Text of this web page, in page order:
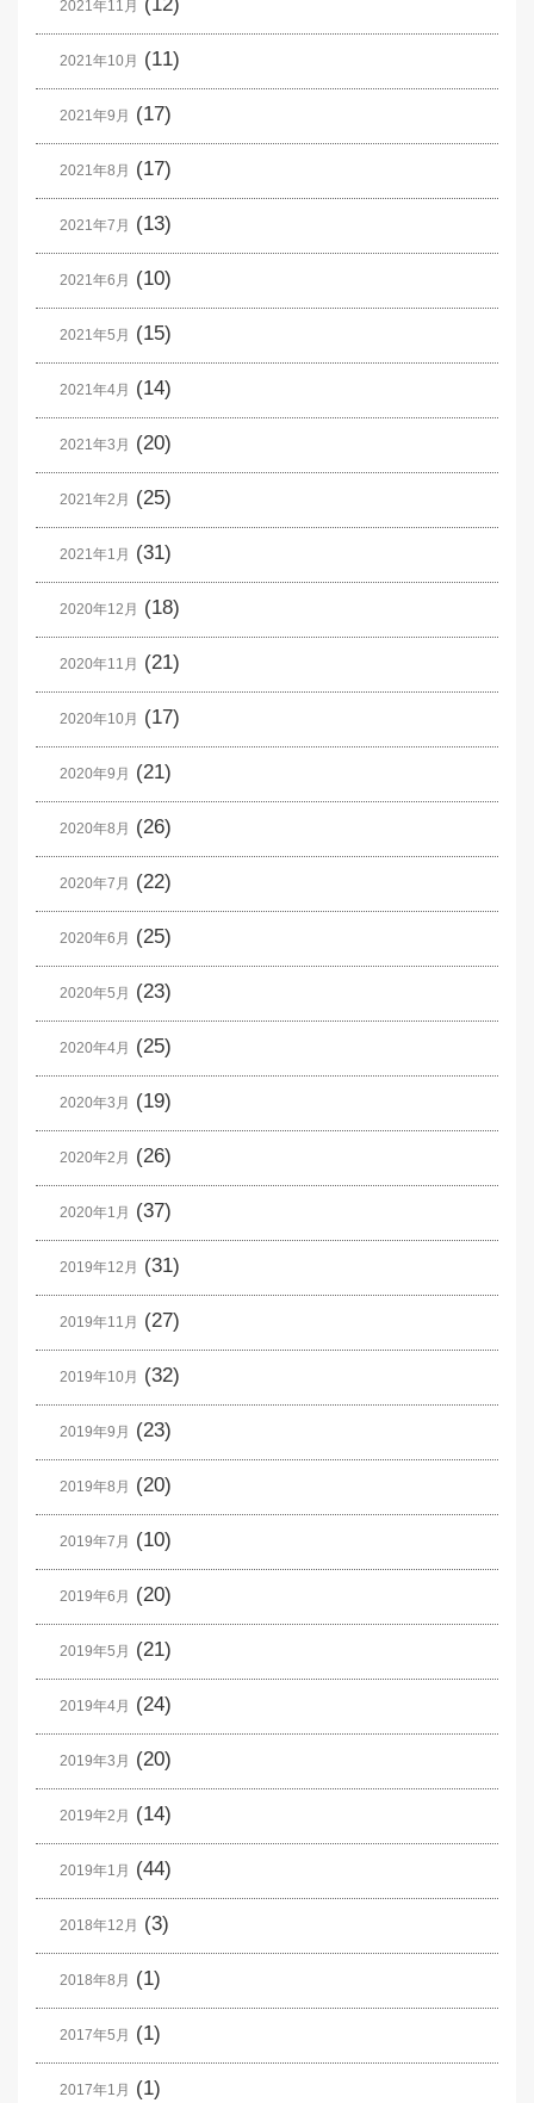
2021年11月
2021年10月 (11)
2021年9月 (17)
2021年8月 (17)
2021年7月 (13)
2021年6月 (10)
2021年5月 (15)
2021年4月 (14)
2021年3月 (20)
2021年2月 (25)
2021年1月 (31)
2020年12月 (18)
2020年11月 (21)
2020年10月 (17)
2020年9月 (21)
2020年8月 (26)
2020年7月 (22)
2020年6月 (25)
2020年5月 (23)
2020年4月 (25)
2020年3月 (19)
2020年2月 (26)
2020年1月 (37)
2019年12月 (31)
2019年11月 (27)
2019年10月 (32)
2019年9月 (23)
2019年8月 (20)
2019年7月 (10)
2019年6月 (20)
2019年5月 (21)
2019年4月 (24)
2019年3月 (20)
2019年2月 (14)
2019年1月 (44)
2018年12月 (3)
2018年8月 (1)
2017年5月 (1)
2017年1月 (1)